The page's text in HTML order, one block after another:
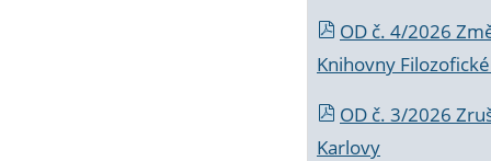
OD č. 4/2026
Knihovny
OD č. 3/2026
Karlovy